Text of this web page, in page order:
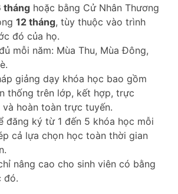
tháng hoặc bằng Cử Nhân Thương
12 tháng, tùy thuộc vào trình
đó của họ.
mỗi năm: Mùa Thu, Mùa Đông,
giảng dạy khóa học bao gồm
thống trên lớp, kết hợp, trực
hoàn toàn trực tuyến.
đăng ký từ 1 đến 5 khóa học mỗi
cả lựa chọn học toàn thời gian
nâng cao cho sinh viên có bằng
đó.